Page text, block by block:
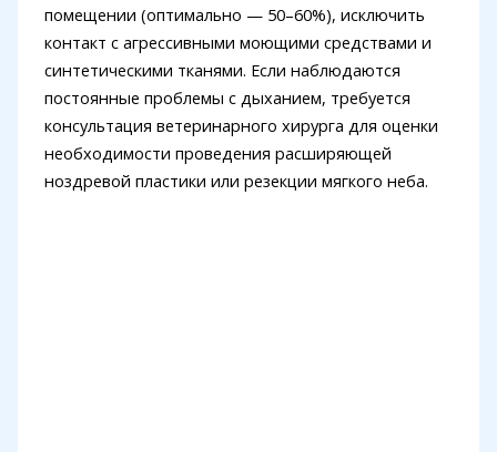
помещении (оптимально — 50–60%), исключить
контакт с агрессивными моющими средствами и
синтетическими тканями. Если наблюдаются
постоянные проблемы с дыханием, требуется
консультация ветеринарного хирурга для оценки
необходимости проведения расширяющей
ноздревой пластики или резекции мягкого неба.